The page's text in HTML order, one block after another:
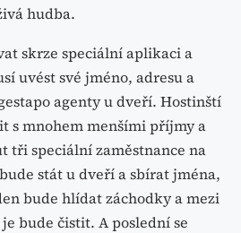
hudba.
skrze speciální aplikaci a
uvést své jméno, adresu a
agenty u dveří. Hostinští
s mnohem menšími příjmy a
tři speciální zaměstnance na
stát u dveří a sbírat jména,
bude hlídat záchodky a mezi
bude čistit. A poslední se